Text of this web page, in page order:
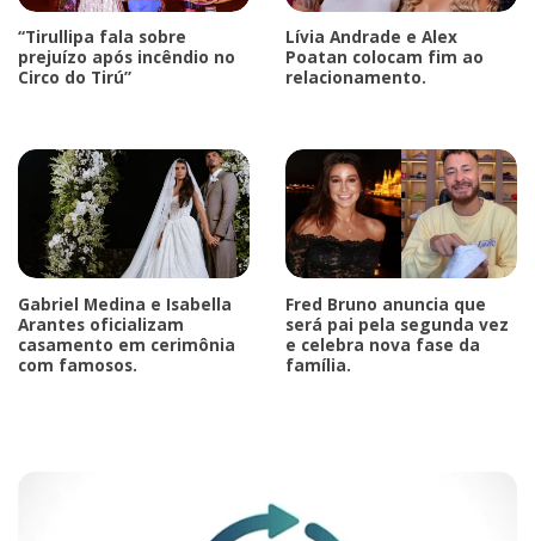
“Tirullipa fala sobre
prejuízo após incêndio no
Circo do Tirú”
Lívia Andrade e Alex
Poatan colocam fim ao
relacionamento.
Gabriel Medina e Isabella
Arantes oficializam
casamento em cerimônia
com famosos.
Fred Bruno anuncia que
será pai pela segunda vez
e celebra nova fase da
família.